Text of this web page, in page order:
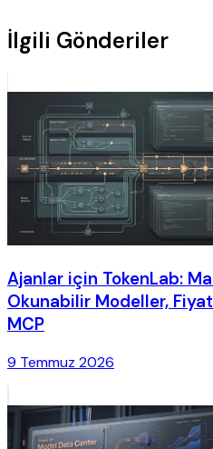
İlgili Gönderiler
Ajanlar için TokenLab:
Okunabilir Modeller,
MCP
9 Temmuz 2026